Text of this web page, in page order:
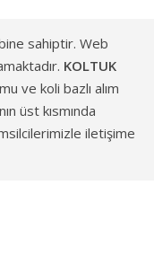
sahiptir. Web
KOLTUK
ve koli bazlı alım
üst kısmında
iletişime